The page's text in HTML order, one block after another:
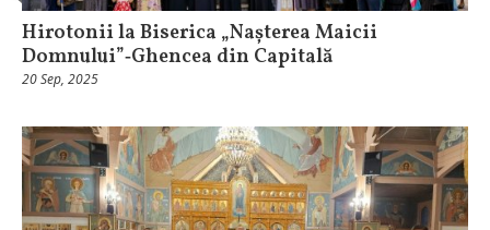
Hirotonii la Biserica „Nașterea Maicii
Domnului”‑Ghencea din Capitală
20 Sep, 2025